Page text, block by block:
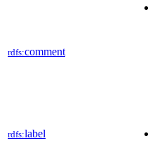
rdfs:comment
rdfs:label